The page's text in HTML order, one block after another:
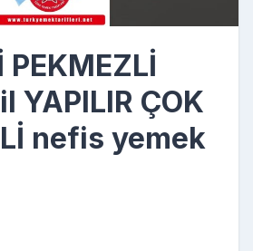
PEKMEZLİ
YAPILIR ÇOK
nefis yemek